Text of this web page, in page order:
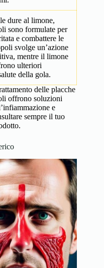
dure al limone,
sono formulate per
e combattere le
svolge un’azione
mentre il limone
ulteriori
della gola.
delle placche
offrono soluzioni
e
sempre il tuo